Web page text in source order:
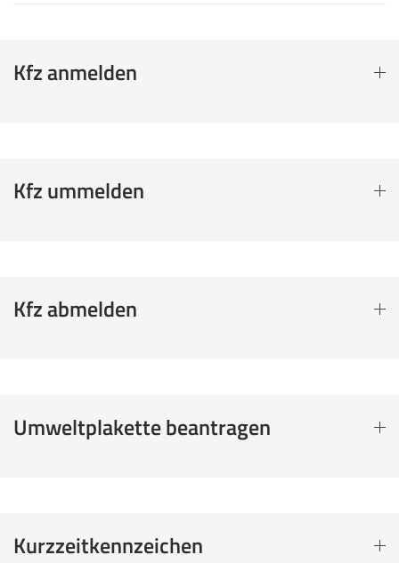
Kfz anmelden
Kfz ummelden
Kfz abmelden
Umweltplakette beantragen
Kurzzeitkennzeichen